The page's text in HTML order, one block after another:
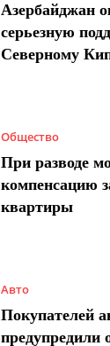
Азербайджан
серьезную
Северному
Общество
При разводе
компенсацию
квартиры
Авто
Покупателей
предупредили